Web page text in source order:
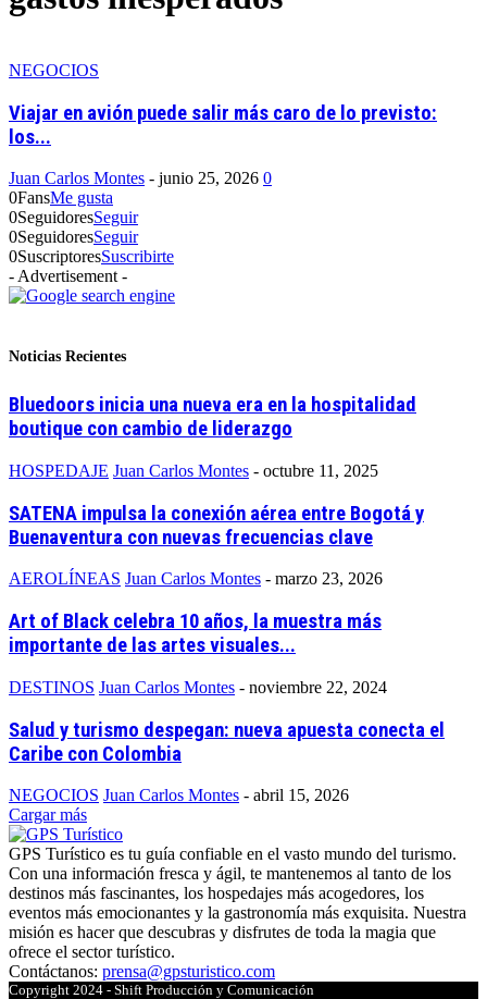
NEGOCIOS
Viajar en avión puede salir más caro de lo previsto:
los...
Juan Carlos Montes - junio 25, 2026 0
0FansMe gusta
0SeguidoresSeguir
0SeguidoresSeguir
0SuscriptoresSuscribirte
- Advertisement -
Noticias Recientes
Bluedoors inicia una nueva era en la hospitalidad
boutique con cambio de liderazgo
HOSPEDAJE Juan Carlos Montes - octubre 11, 2025
SATENA impulsa la conexión aérea entre Bogotá y
Buenaventura con nuevas frecuencias clave
AEROLÍNEAS Juan Carlos Montes - marzo 23, 2026
Art of Black celebra 10 años, la muestra más
importante de las artes visuales...
DESTINOS Juan Carlos Montes - noviembre 22, 2024
Salud y turismo despegan: nueva apuesta conecta el
Caribe con Colombia
NEGOCIOS Juan Carlos Montes - abril 15, 2026
Cargar más
GPS Turístico es tu guía confiable en el vasto mundo del turismo.
Con una información fresca y ágil, te mantenemos al tanto de los
destinos más fascinantes, los hospedajes más acogedores, los
eventos más emocionantes y la gastronomía más exquisita. Nuestra
misión es hacer que descubras y disfrutes de toda la magia que
ofrece el sector turístico.
Contáctanos: prensa@gpsturistico.com
Copyright 2024 - Shift Producción y Comunicación